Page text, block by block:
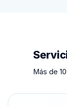
Más de